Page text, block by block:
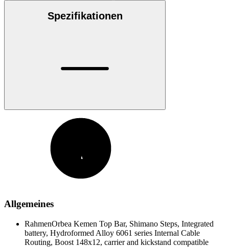
Spezifikationen
Allgemeines
RahmenOrbea Kemen Top Bar, Shimano Steps, Integrated
battery, Hydroformed Alloy 6061 series Internal Cable
Routing, Boost 148x12, carrier and kickstand compatible